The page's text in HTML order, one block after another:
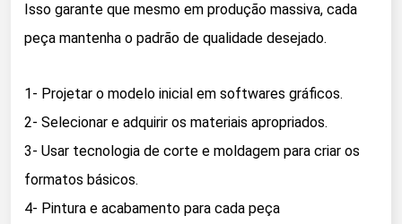
Isso garante que mesmo em produção massiva, cada
peça mantenha o padrão de qualidade desejado.
1- Projetar o modelo inicial em softwares gráficos.
2- Selecionar e adquirir os materiais apropriados.
3- Usar tecnologia de corte e moldagem para criar os
formatos básicos.
4- Pintura e acabamento para cada peça